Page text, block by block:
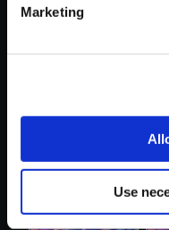
Marketing
Use
ン ゼロ＆ゼ....
ン